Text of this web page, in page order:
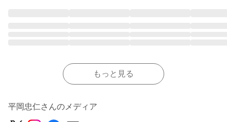
もっと見る
平岡忠仁さんのメディア